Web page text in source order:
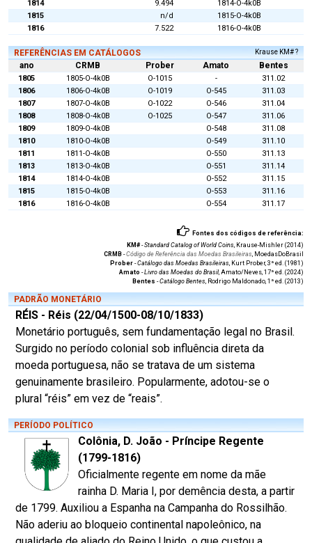
1814
9.494
1814-O-4k0B
1815
n/d
1815-O-4k0B
1816
7.522 1816-O-4k0B
REFERÊNCIAS EM CATÁLOGOS Krause KM# ?
ano CRMB Prober Amato Bentes
1805 1805-O-4k0B O-1015 -
311.02
1806
1806-O-4k0B O-1019 O-545
311.03
1807
1807-O-4k0B O-1022 O-546
311.04
1808
1808-O-4k0B O-1025 O-547
311.06
1809
1809-O-4k0B O-548
311.08
1810
1810-O-4k0B O-549
311.10
1811
1811-O-4k0B O-550
311.13
1813
1813-O-4k0B O-551
311.14
1814
1814-O-4k0B O-552
311.15
1815
1815-O-4k0B O-553
311.16
1816
1816-O-4k0B O-554 311.17
Fontes dos códigos de referência:
KM#-Standard Catalog of World Coins, Krause-Mishler (2014)
CRMB -Código de Referência das Moedas Brasileiras, MoedasDoBrasil
Prober -Catálogo das Moedas Brasileiras, Kurt Prober, 3ª ed. (1981)
Amato -Livro das Moedas do Brasil, Amato/Neves, 17ª ed. (2024)
Bentes -Catálogo Bentes, Rodrigo Maldonado, 1ª ed. (2013)
PADRÃO MONETÁRIO
RÉIS - Réis (22/04/1500-08/10/1833)
Monetário português, sem fundamentação legal no Brasil.
Surgido no período colonial sob influência direta da
moeda portuguesa, não se tratava de um sistema
genuinamente brasileiro. Popularmente, adotou-se o
plural “réis” em vez de “reais”.
PERÍODO POLÍTICO
Colônia, D. João - Príncipe Regente
(1799-1816)
Oficialmente regente em nome da mãe
rainha D. Maria I, por demência desta, a partir
de 1799. Auxiliou a Espanha na Campanha do Rossilhão.
Não aderiu ao bloqueio continental napoleônico, na